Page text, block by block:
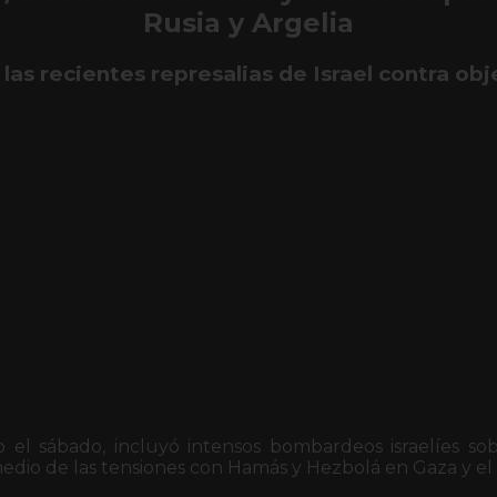
Rusia y Argelia
recientes represalias de Israel contra
el sábado, incluyó intensos bombardeos israelíes
de las tensiones con Hamás y Hezbolá en Gaza y el